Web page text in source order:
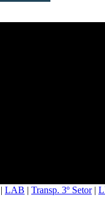
| LAB | Transp. 3º Setor|